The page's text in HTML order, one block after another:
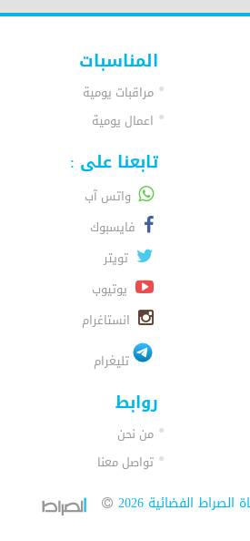
المناسبات
مراقبات يومية
اعمال يومية
تابعنا على :
واتس آب
فايسبوك
تويتر
يوتيوب
انستاغرام
تليغرام
روابط
من نحن
تواصل معنا
الفضائية 2026